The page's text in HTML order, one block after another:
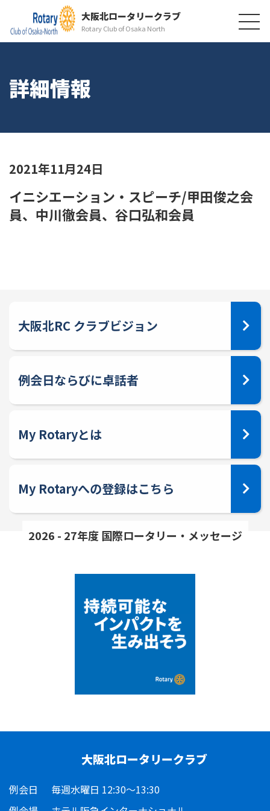
大阪北ロータリークラブ
Rotary Club of Osaka North
詳細情報
2021年11月24日
イニシエーション・スピーチ/甲田俊之会
員、中川徹会員、谷口弘和会員
大阪北RC クラブビジョン
例会日ならびに卓話者
My Rotaryとは
My Rotaryへの登録はこちら
2026 - 27年度 国際ロータリー・メッセージ
大阪北ロータリークラブ
例会日
毎週水曜日 12:30～13:30